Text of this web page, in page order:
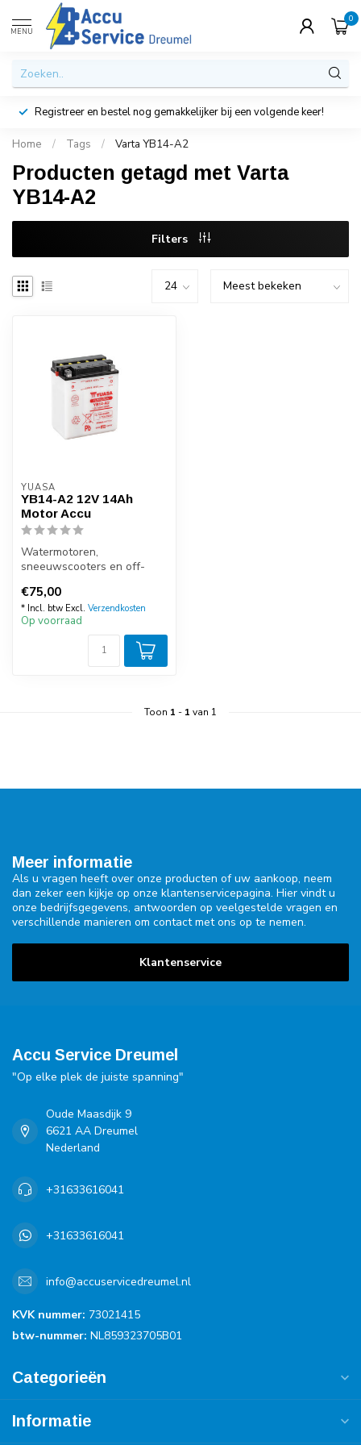
MENU
0
Registreer en bestel nog gemakkelijker bij een volgende keer!
Home / Tags / Varta YB14-A2
Producten getagd met Varta
YB14-A2
Filters
YUASA
YB14-A2 12V 14Ah
Motor Accu
Watermotoren,
sneeuwscooters en off-
speciale eisen en de ...
€75,00
* Incl. btw Excl. Verzendkosten
Op voorraad
Toon 1 - 1 van 1
Meer informatie
Als u vragen heeft over onze producten of uw aankoop, neem
dan zeker een kijkje op onze klantenservicepagina. Hier vindt u
onze bedrijfsgegevens, antwoorden op veelgestelde vragen en
verschillende manieren om contact met ons op te nemen.
Klantenservice
Accu Service Dreumel
"Op elke plek de juiste spanning"
Oude Maasdijk 9
6621 AA Dreumel
Nederland
+31633616041
+31633616041
info@accuservicedreumel.nl
KVK nummer: 73021415
btw-nummer: NL859323705B01
Categorieën
Informatie